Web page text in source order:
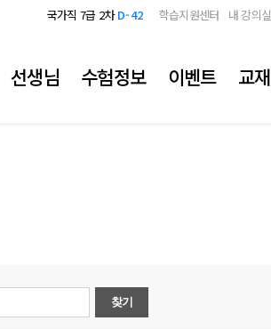
학습지원센터 내 강의실
국가직 7급 2차D-42
지방직 7급
선생님 수험정보 이벤트 교재
찾기